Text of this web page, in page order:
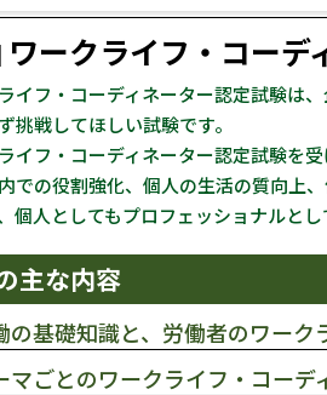
ワークライフ・コーデ
イフ・コーディネーター認定試験は
挑戦してほしい試験です。
イフ・コーディネーター認定試験を
での役割強化、個人の生活の質向上
個人としてもプロフェッショナルと
主な内容
の基礎知識と、労働者のワー
マごとのワークライフ・コーデ